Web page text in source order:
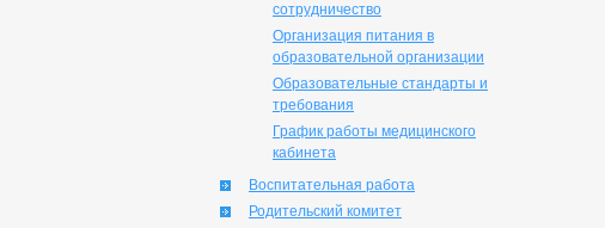
сотрудничество
Организация питания в
образовательной организации
Образовательные стандарты и
требования
График работы медицинского
кабинета
Воспитательная работа
Родительский комитет